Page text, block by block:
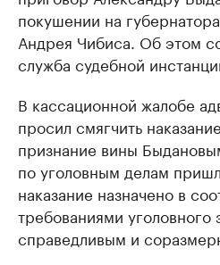
покушении на
Андрея Чибиса. Об этом
служба судебной
В кассационной жалобе
просил смягчить
признание вины
по уголовным делам
наказание назначено в
требованиями уголовного
справедливым и